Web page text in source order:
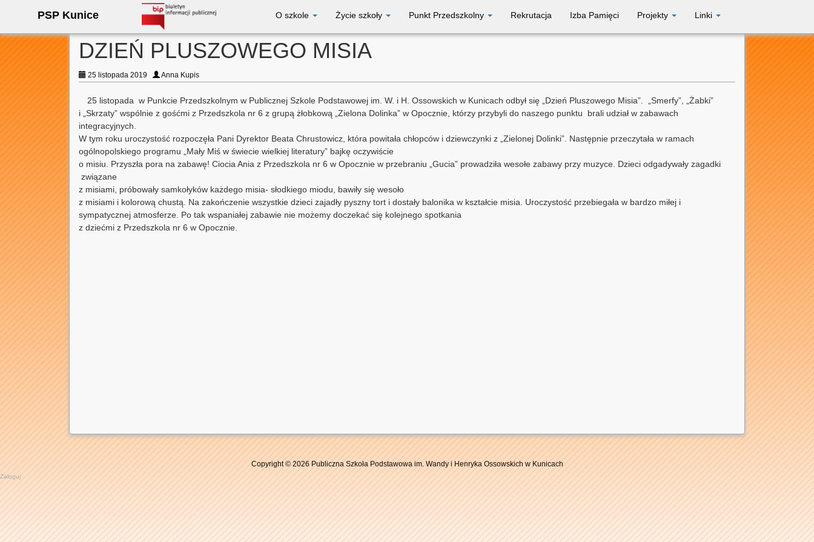
PSP Kunice O szkole Życie szkoły Punkt Przedszkolny Rekrutacja Izba Pamięci Projekty Linki
DZIEŃ PLUSZOWEGO MISIA
25 listopada 2019 Anna Kupis
25 listopada w Punkcie Przedszkolnym w Publicznej Szkole Podstawowej im. W. i H. Ossowskich w Kunicach odbył się „Dzień Pluszowego Misia”. „Smerfy”, „Żabki”
i „Skrzaty” wspólnie z gośćmi z Przedszkola nr 6 z grupą żłobkową „Zielona Dolinka” w Opocznie, którzy przybyli do naszego punktu brali udział w zabawach
integracyjnych.
W tym roku uroczystość rozpoczęła Pani Dyrektor Beata Chrustowicz, która powitała chłopców i dziewczynki z „Zielonej Dolinki”. Następnie przeczytała w ramach
ogólnopolskiego programu „Mały Miś w świecie wielkiej literatury” bajkę oczywiście
o misiu. Przyszła pora na zabawę! Ciocia Ania z Przedszkola nr 6 w Opocznie w przebraniu „Gucia” prowadziła wesołe zabawy przy muzyce. Dzieci odgadywały zagadki
związane
z misiami, próbowały samkołyków każdego misia- słodkiego miodu, bawiły się wesoło
z misiami i kolorową chustą. Na zakończenie wszystkie dzieci zajadły pyszny tort i dostały balonika w kształcie misia. Uroczystość przebiegała w bardzo miłej i
sympatycznej atmosferze. Po tak wspaniałej zabawie nie możemy doczekać się kolejnego spotkania
z dziećmi z Przedszkola nr 6 w Opocznie.
Copyright © 2026 Publiczna Szkoła Podstawowa im. Wandy i Henryka Ossowskich w Kunicach
Zaloguj